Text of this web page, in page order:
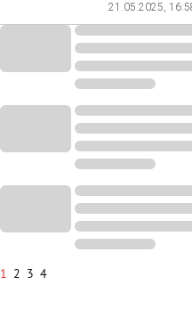
21.05.2025,
1 2 3 4